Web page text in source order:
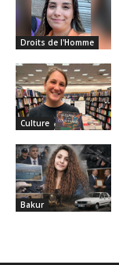
Droits de l'Homme
Culture
Bakur